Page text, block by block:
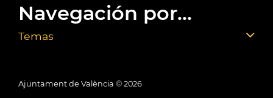
Navegación por...
Temas
Ajuntament de València © 2026